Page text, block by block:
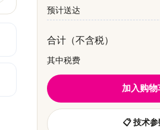
roll-up
📦 ≈ 周五 14 8月
8
roll-up
📦 ≈ 周五 14 8月
预计送达
合计（不含税）
其中税费
加入购物
📋 技术参